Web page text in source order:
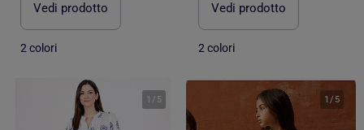
Vedi prodotto
2 colori
Vedi prodotto
2 colori
1 / 5 1 / 5